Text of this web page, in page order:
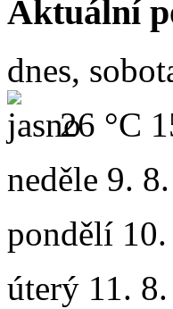
Aktuální
dnes,
26 °C
neděle 9. 8.
pondělí
úterý 11. 8.